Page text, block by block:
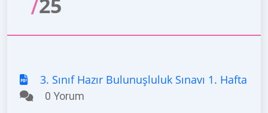
/
3. Sınıf Hazır Bulunuşluluk Sınavı 1. Hafta
0 Yorum